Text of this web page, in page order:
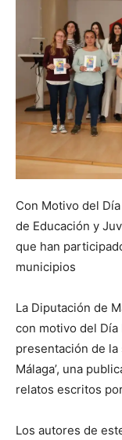
Con Motivo del
de Educación y
que han
municipios
La Diputación de
con motivo del
presentación de la
Málaga’, una
relatos escritos
Los autores de